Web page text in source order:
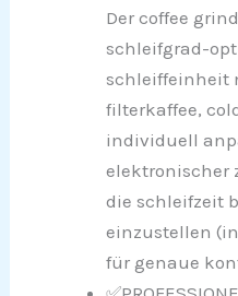
Der coffee
schleifgrad-
schleiffeinheit
filterkaffee,
individuell
elektronischer
die schleifzeit
einzustellen
für genaue